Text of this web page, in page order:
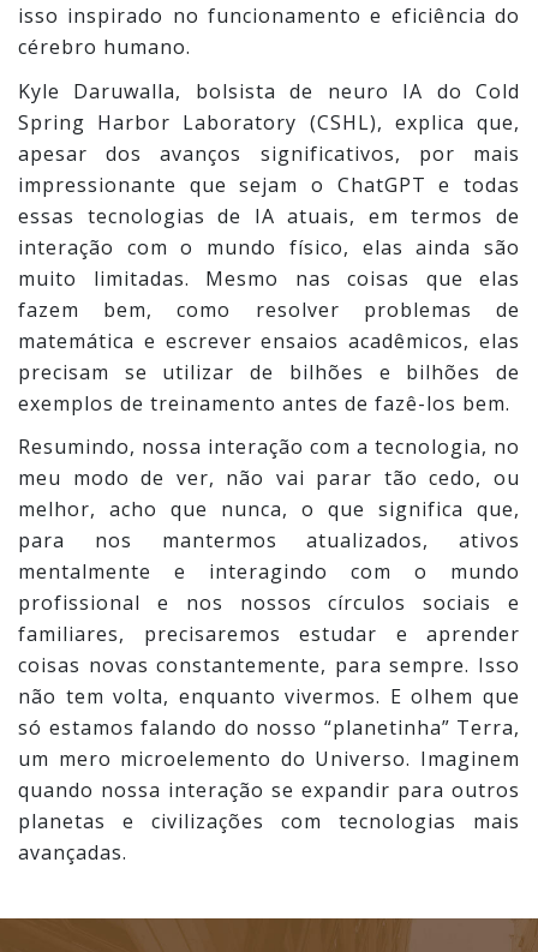
isso inspirado no funcionamento e eficiência do
cérebro humano.
Kyle Daruwalla, bolsista de neuro IA do Cold
Spring Harbor Laboratory (CSHL), explica que,
apesar dos avanços significativos, por mais
impressionante que sejam o ChatGPT e todas
essas tecnologias de IA atuais, em termos de
interação com o mundo físico, elas ainda são
muito limitadas. Mesmo nas coisas que elas
fazem bem, como resolver problemas de
matemática e escrever ensaios acadêmicos, elas
precisam se utilizar de bilhões e bilhões de
exemplos de treinamento antes de fazê-los bem.
Resumindo, nossa interação com a tecnologia, no
meu modo de ver, não vai parar tão cedo, ou
melhor, acho que nunca, o que significa que,
para nos mantermos atualizados, ativos
mentalmente e interagindo com o mundo
profissional e nos nossos círculos sociais e
familiares, precisaremos estudar e aprender
coisas novas constantemente, para sempre. Isso
não tem volta, enquanto vivermos. E olhem que
só estamos falando do nosso “planetinha” Terra,
um mero microelemento do Universo. Imaginem
quando nossa interação se expandir para outros
planetas e civilizações com tecnologias mais
avançadas.